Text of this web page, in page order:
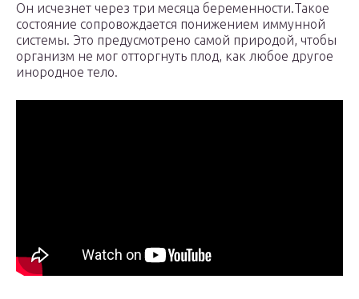
Он исчезнет через три месяца беременности.Такое
состояние сопровождается понижением иммунной
системы. Это предусмотрено самой природой, чтобы
организм не мог отторгнуть плод, как любое другое
инородное тело.